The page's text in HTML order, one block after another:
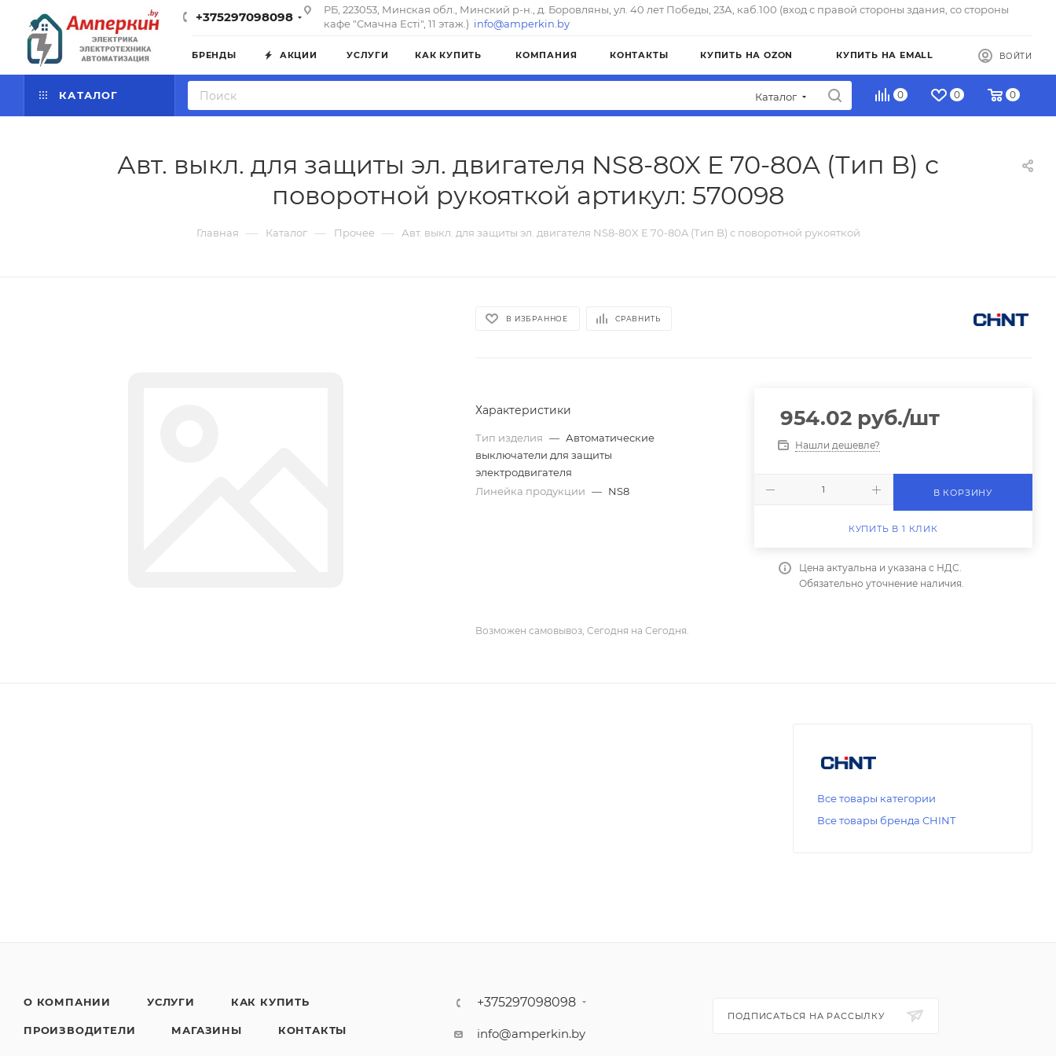
+375297098098
РБ, 223053, Минская обл., Минский р-н., д. Боровляны, ул. 40 лет Победы, 23А, каб.100 (вход с правой стороны здания, со стороны
кафе "Смачна Естi", 11 этаж.) info@amperkin.by
БРЕНДЫ АКЦИИ УСЛУГИ КАК КУПИТЬ КОМПАНИЯ КОНТАКТЫ КУПИТЬ НА OZON КУПИТЬ НА EMALL ВОЙТИ
КАТАЛОГ Каталог 0 0 0
Авт. выкл. для защиты эл. двигателя NS8-80X E 70-80A (Тип B) с
поворотной рукояткой артикул: 570098
Главная — Каталог — Прочее — Авт. выкл. для защиты эл. двигателя NS8-80X E 70-80A (Тип B) с поворотной рукояткой
В ИЗБРАННОЕ СРАВНИТЬ
Характеристики
Тип изделия — Автоматические
выключатели для защиты
электродвигателя
Линейка продукции — NS8
954.02руб./шт
Нашли дешевле?
В КОРЗИНУ
КУПИТЬ В 1 КЛИК
Цена актуальна и указана с НДС.
Обязательно уточнение наличия.
Возможен самовывоз, Сегодня на Сегодня.
Все товары категории
Все товары бренда CHINT
О КОМПАНИИ УСЛУГИ КАК КУПИТЬ
ПРОИЗВОДИТЕЛИ МАГАЗИНЫ КОНТАКТЫ
+375297098098
info@amperkin.by
ПОДПИСАТЬСЯ НА РАССЫЛКУ